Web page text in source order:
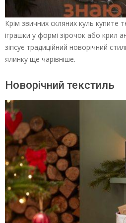
Крім звичних скляних куль купите
іграшки у формі зірочок або крил
зіпсує традиційний новорічний
ялинку ще чарівніше.
Новорічний текстиль